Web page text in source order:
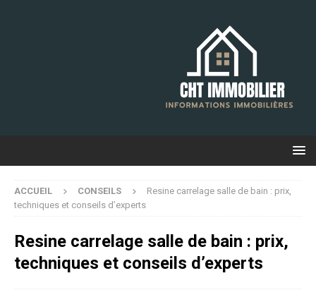
ACCUEIL CONSEILS
Resine carrelage salle de bain : prix,
techniques et conseils d’experts
Resine carrelage salle de bain : prix,
techniques et conseils d’experts